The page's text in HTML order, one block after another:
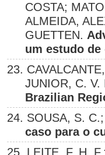
COSTA;
ALMEIDA,
GUETTEN.
um estudo de
23.
JUNIOR, C.
Brazilian
24. SOUSA, S.
caso para o
25. LEITE, F. H.